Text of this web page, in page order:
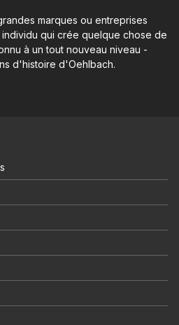
marques ou entreprises
qui crée quelque chose de
à un tout nouveau niveau -
d'histoire d'Oehlbach.